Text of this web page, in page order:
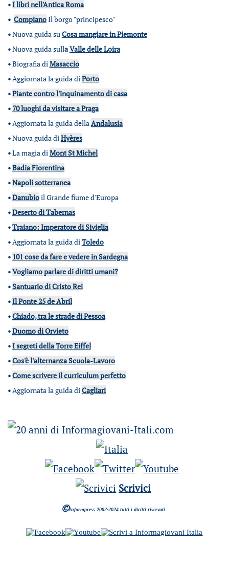
•I libri nell'Antica Roma
• CompianoIl borgo "principesco"
•Nuova guida suCosa mangiare in Piemonte
•Nuova guida sullaValle delle Loira
•Biografia diMasaccio
•Aggiornata la guida diPorto
•Piante contro l'inquinamento di casa
• 70 luoghi da visitare a Praga
•Aggiornata la guida dellaAndalusia
•Nuova guida diHyères
•La magia diMont St Michel
•Badia Fiorentina
•Napoli sotterranea
•Danubioil Grande fiume d'Europa
•Deserto di Tabernas
•Traiano: Imperatore di Siviglia
•Aggiornata la guida diToledo
• 101 cose da fare e vedere in Sardegna
•Vogliamo parlare di diritti umani?
•Santuario di Cristo Rei
•Il Ponte 25 de Abril
•Chiado, tra le strade di Pessoa
•Duomo di Orvieto
•I segreti della Torre Eiffel
•Cos'è l'alternanza Scuola-Lavoro
•Come scrivere il curriculum perfetto
•Aggiornata la guida diCagliari
Scrivici
©Informpress 2002-2024 tutti i diritti riservati